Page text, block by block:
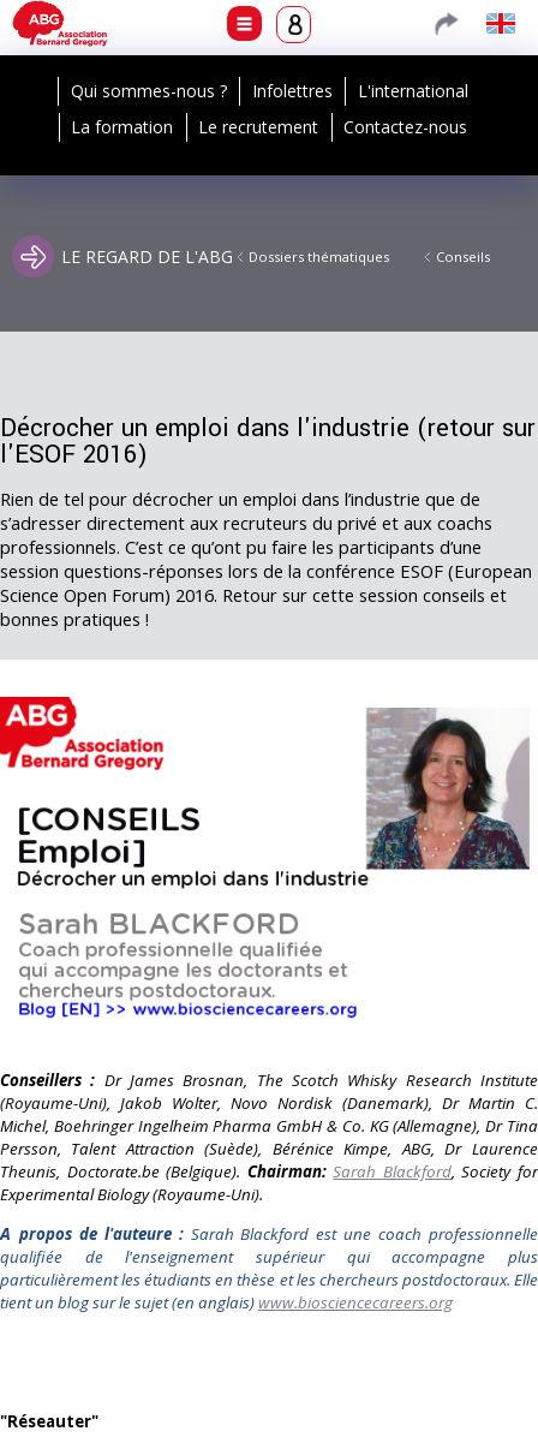
Qui sommes-nous ? Infolettres
L'international
La formation
Le recrutement Contactez-nous
LE REGARD DE L'ABG Dossiers thématiques Conseils
Décrocher un emploi dans l'industrie (retour sur
l'ESOF 2016)
Rien de tel pour décrocher un emploi dans l’industrie que de
s’adresser directement aux recruteurs du privé et aux coachs
professionnels. C’est ce qu’ont pu faire les participants d’une
session questions-réponses lors de la conférence ESOF (European
Science Open Forum) 2016. Retour sur cette session conseils et
bonnes pratiques !
Conseillers : Dr James Brosnan, The Scotch Whisky Research Institute
(Royaume-Uni), Jakob Wolter, Novo Nordisk (Danemark), Dr Martin C.
Michel, Boehringer Ingelheim Pharma GmbH & Co. KG (Allemagne), Dr Tina
Persson, Talent Attraction (Suède), Bérénice Kimpe, ABG, Dr Laurence
Theunis, Doctorate.be (Belgique). Chairman:Sarah Blackford, Society for
Experimental Biology (Royaume-Uni).
A propos de l'auteure :Sarah Blackford est unecoach professionnelle
qualifiée de l'enseignement supérieur qui accompagne plus
particulièrement les étudiants en thèse et les chercheurs postdoctoraux. Elle
tient un blog sur le sujet (en anglais)www.biosciencecareers.org
"Réseauter"